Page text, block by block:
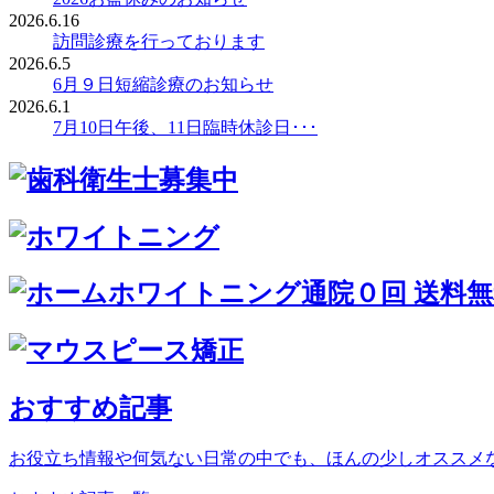
2026.6.16
訪問診療を行っております
2026.6.5
6月９日短縮診療のお知らせ
2026.6.1
7月10日午後、11日臨時休診日･･･
おすすめ記事
お役立ち情報や何気ない日常の中でも、ほんの少しオススメ